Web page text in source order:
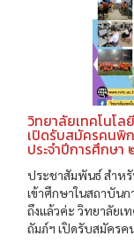
วิทยาลัยเทคโนโล
เปิดรับสมัครคนพิก
ประจำปีการศึกษา
ประชาสัมพันธ์ สำห
เข้าศึกษาในสถาบัน
ถึงแล้วค่ะ วิทยาลัยเ
ถัมภ์ฯ เปิดรับสมัครค